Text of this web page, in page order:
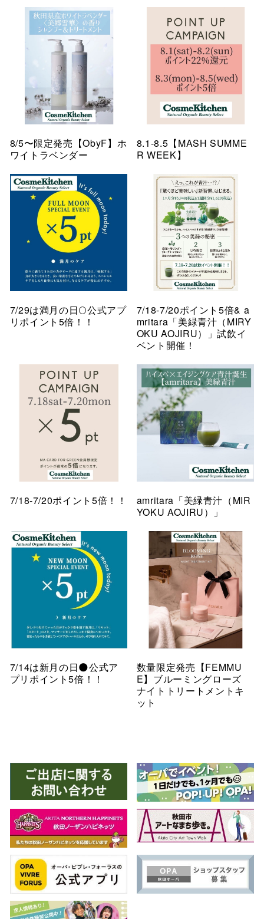
8/5〜限定発売【ObyF】ホ
ワイトラベンダー
8.1-8.5【MASH SUMME
R WEEK】
7/29は満月の日🌕公式アプ
リポイント5倍！！
7/18-7/20ポイント5倍& a
mritara「美緑青汁（MIRY
OKU AOJIRU）」試飲イ
ベント開催！
7/18-7/20ポイント5倍！！
amritara「美緑青汁（MIR
YOKU AOJIRU）」
7/14は新月の日🌑公式ア
プリポイント5倍！！
数量限定発売【FEMMU
E】ブルーミングローズ
ナイトトリートメントキ
ット